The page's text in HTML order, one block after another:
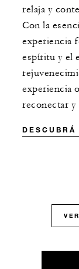
relaja y
Con la
experiencia
espíritu y el
experiencia
reconectar y
DESCUBRÁ